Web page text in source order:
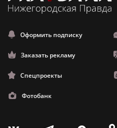
Оформить подписку
Заказать рекламу
Спецпроекты
Фотобанк